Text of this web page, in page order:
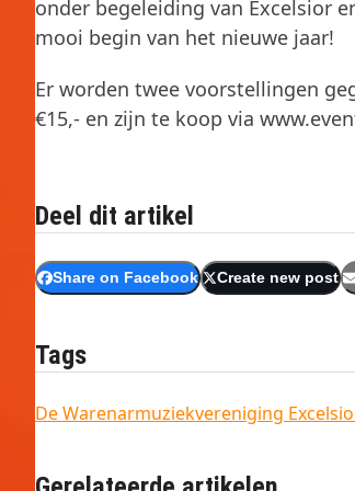
onder begeleiding van Excelsior
mooi begin van het nieuwe jaar!
Er worden twee voorstellingen
€15,- en zijn te koop via
Deel dit artikel
Share on Facebook Create new post
Tags
De Warenarmuziekvereniging